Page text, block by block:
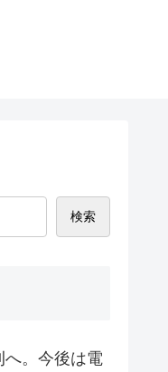
検索
へ。今後は電